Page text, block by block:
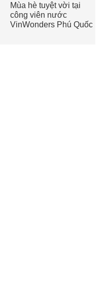
Mùa hè tuyệt vời tại
công viên nước
VinWonders Phú Quốc